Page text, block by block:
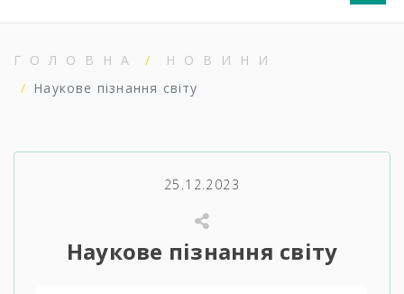
ГОЛОВНА
НОВИНИ
Наукове пізнання світу
25.12.2023
Наукове пізнання світу